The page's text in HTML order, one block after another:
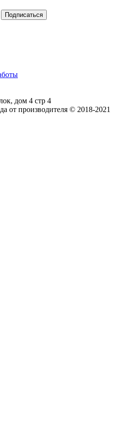
дом 4 стр 4
от производителя © 2018-2021